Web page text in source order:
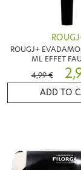
ROUGJ+
ML EFFET
4,99 €
ADD TO